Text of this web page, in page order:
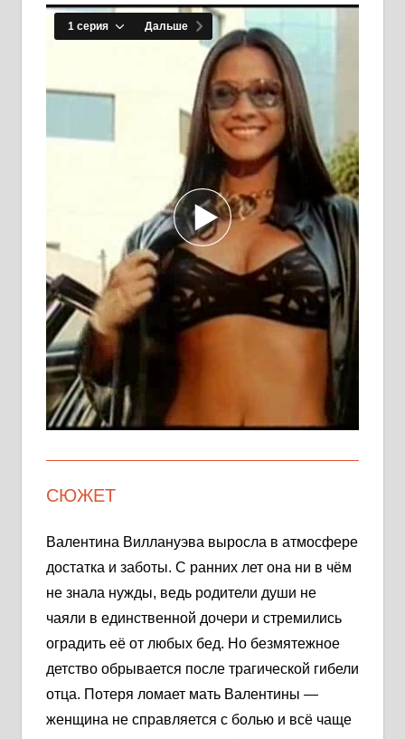
СЮЖЕТ
Валентина Виллануэва выросла в атмосфере
достатка и заботы. С ранних лет она ни в чём
не знала нужды, ведь родители души не
чаяли в единственной дочери и стремились
оградить её от любых бед. Но безмятежное
детство обрывается после трагической гибели
отца. Потеря ломает мать Валентины —
женщина не справляется с болью и всё чаще